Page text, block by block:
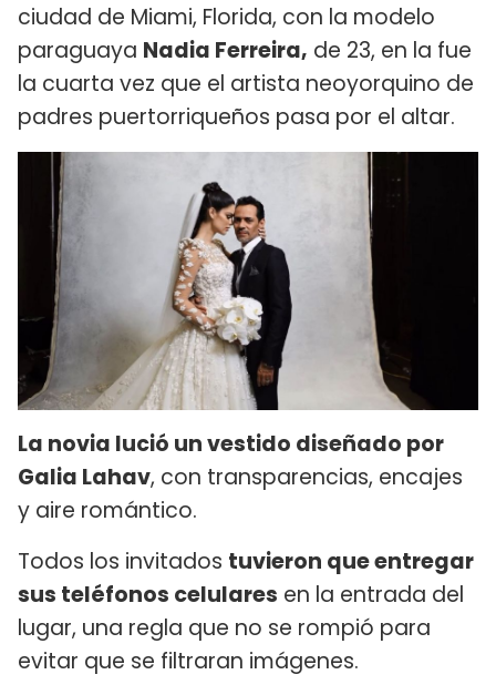
ciudad de Miami, Florida, con la modelo
paraguaya Nadia Ferreira, de 23, en la fue
la cuarta vez que el artista neoyorquino de
padres puertorriqueños pasa por el altar.
La novia lució un vestido diseñado por
Galia Lahav, con transparencias, encajes
y aire romántico.
Todos los invitados tuvieron que entregar
sus teléfonos celulares en la entrada del
lugar, una regla que no se rompió para
evitar que se filtraran imágenes.